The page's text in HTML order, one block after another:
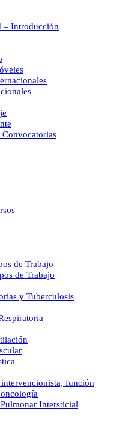
– Introducción
de Trabajo
de Trabajo
y Tuberculosis
función
Intersticial